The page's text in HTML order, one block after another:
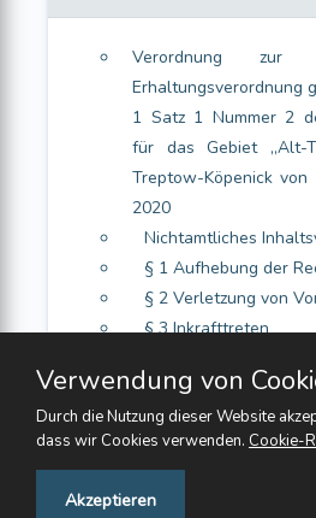
Verordnung zur
Erhaltungsverordnung
1 Satz 1 Nummer 2
für das Gebiet „Alt-
Treptow-Köpenick
2020
Nichtamtliches
§ 1 Aufhebung der
§ 2 Verletzung von
§ 3 Inkrafttreten
Verwendung von
Durch die Nutzung dieser Website
dass wir Cookies verwenden. Cookie-
Akzeptieren